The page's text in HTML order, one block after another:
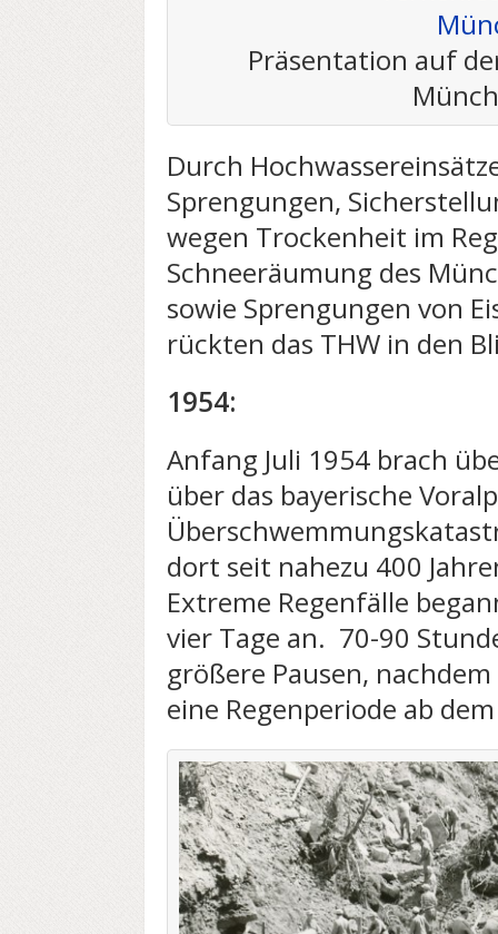
Präsentation auf
Durch
Sprengungen,
wegen Trockenheit im
Schneeräumung des
sowie Sprengungen von
rückten das THW in den
1954:
Anfang Juli 1954 brach
über das bayerische
dort seit nahezu 400
Extreme Regenfälle
vier Tage an. 70-90
größere Pausen,
eine Regenperiode ab